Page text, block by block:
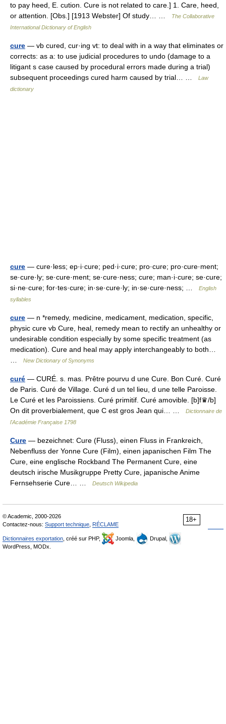
to pay heed, E. cution. Cure is not related to care.] 1. Care, heed,
or attention. [Obs.] [1913 Webster] Of study… …
The Collaborative
International Dictionary of English
cure — vb cured, cur·ing vt: to deal with in a way that eliminates or
corrects: as a: to use judicial procedures to undo (damage to a
litigant s case caused by procedural errors made during a trial)
subsequent proceedings cured harm caused by trial… …
Law
dictionary
cure — cure·less; ep·i·cure; ped·i·cure; pro·cure; pro·cure·ment;
se·cure·ly; se·cure·ment; se·cure·ness; cure; man·i·cure; se·cure;
si·ne·cure; for·tes·cure; in·se·cure·ly; in·se·cure·ness; …
English
syllables
cure — n *remedy, medicine, medicament, medication, specific,
physic cure vb Cure, heal, remedy mean to rectify an unhealthy or
undesirable condition especially by some specific treatment (as
medication). Cure and heal may apply interchangeably to both…
New Dictionary of Synonyms
curé — CURÉ. s. mas. Prêtre pourvu d une Cure. Bon Curé. Curé
de Paris. Curé de Village. Curé d un tel lieu, d une telle Paroisse.
Le Curé et les Paroissiens. Curé primitif. Curé amovible. [b]f♛/b]
On dit proverbialement, que C est gros Jean qui… …
Dictionnaire de
l'Académie Française 1798
Cure — bezeichnet: Cure (Fluss), einen Fluss in Frankreich,
Nebenfluss der Yonne Cure (Film), einen japanischen Film The
Cure, eine englische Rockband The Permanent Cure, eine
deutsch irische Musikgruppe Pretty Cure, japanische Anime
Fernsehserie Cure… …
Deutsch Wikipedia
18+
© Academic, 2000-2026
Contactez-nous: Support technique RÉCLAME
Dictionnaires exportation , créé sur PHP, Joomla,
Drupal,
WordPress, MODx.